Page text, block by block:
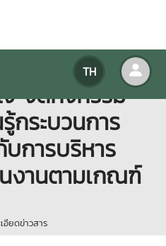
TH
ะการสื่อสาร
จัดกิจกรรม
กระบวนการ
การบริหาร
งานตามเกณฑ์
อียดข่าวสาร